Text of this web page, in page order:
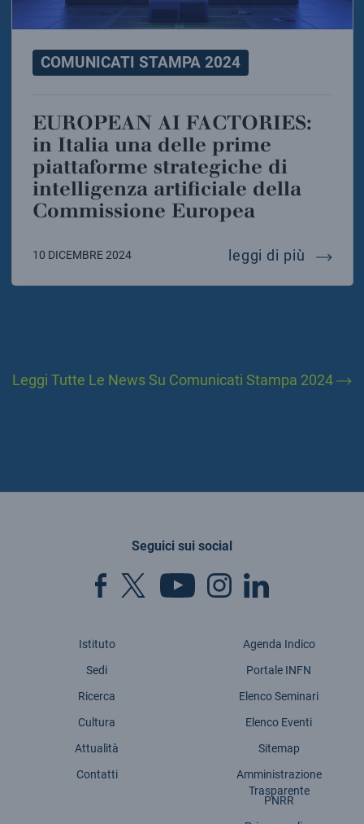
COMUNICATI STAMPA 2024
EUROPEAN AI FACTORIES:
in Italia una delle prime
piattaforme strategiche di
intelligenza artificiale della
Commissione Europea
10 DICEMBRE 2024 leggi di più
Leggi Tutte Le News Su Comunicati Stampa 2024
Seguici sui social
Istituto
Sedi
Ricerca
Cultura
Attualità
Contatti
Agenda Indico
Portale INFN
Elenco Seminari
Elenco Eventi
Sitemap
Amministrazione
Trasparente
PNRR